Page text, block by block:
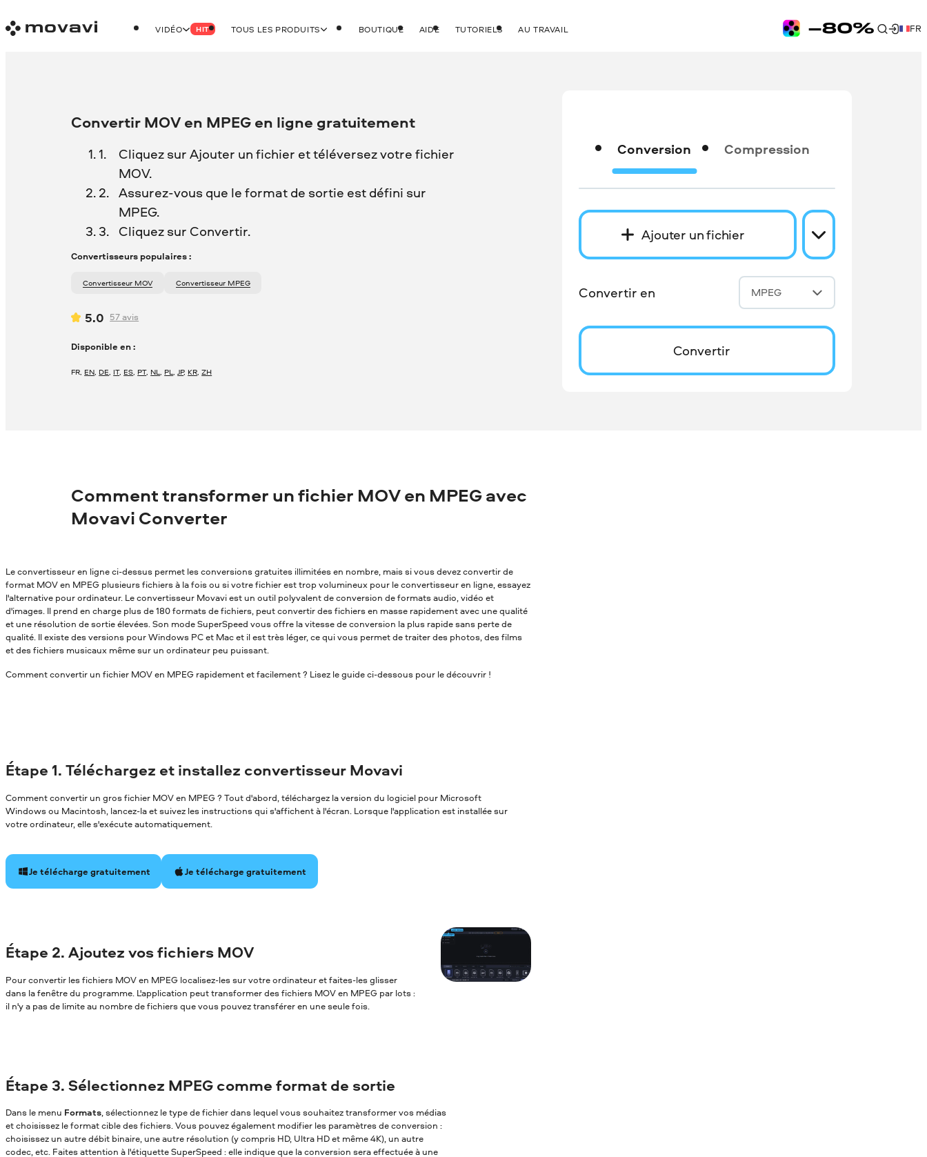
VIDÉO HIT TOUS LES PRODUITS BOUTIQUE AIDE TUTORIELS AU TRAVAIL FR
Convertir MOV en MPEG en ligne gratuitement
Cliquez sur Ajouter un fichier et téléversez votre fichier
MOV.
Assurez-vous que le format de sortie est défini sur
MPEG.
Cliquez sur Convertir.
Convertisseurs populaires :
Convertisseur MOV Convertisseur MPEG
5.0 57 avis
Disponible en :
FR, EN, DE, IT, ES, PT, NL, PL,JP, KR,ZH
Conversion Compression
Ajouter un fichier
Convertir en MPEG
Convertir
Comment transformer un fichier MOV en MPEG avec
Movavi Converter
Le convertisseur en ligne ci-dessus permet les conversions gratuites illimitées en nombre, mais si vous devez convertir de
format MOV en MPEG plusieurs fichiers à la fois ou si votre fichier est trop volumineux pour le convertisseur en ligne, essayez
l'alternative pour ordinateur. Le convertisseur Movavi est un outil polyvalent de conversion de formats audio, vidéo et
d'images. Il prend en charge plus de 180 formats de fichiers, peut convertir des fichiers en masse rapidement avec une qualité
et une résolution de sortie élevées. Son mode SuperSpeed vous offre la vitesse de conversion la plus rapide sans perte de
qualité. Il existe des versions pour Windows PC et Mac et il est très léger, ce qui vous permet de traiter des photos, des films
et des fichiers musicaux même sur un ordinateur peu puissant.
Comment convertir un fichier MOV en MPEG rapidement et facilement ? Lisez le guide ci-dessous pour le découvrir !
Étape 1. Téléchargez et installez convertisseur Movavi
Comment convertir un gros fichier MOV en MPEG ? Tout d'abord, téléchargez la version du logiciel pour Microsoft
Windows ou Macintosh, lancez-la et suivez les instructions qui s'affichent à l'écran. Lorsque l'application est installée sur
votre ordinateur, elle s'exécute automatiquement.
Je télécharge gratuitement Je télécharge gratuitement
Étape 2. Ajoutez vos fichiers MOV
Pour convertir les fichiers MOV en MPEG localisez-les sur votre ordinateur et faites-les glisser
dans la fenêtre du programme. L'application peut transformer des fichiers MOV en MPEG par lots :
il n'y a pas de limite au nombre de fichiers que vous pouvez transférer en une seule fois.
Étape 3. Sélectionnez MPEG comme format de sortie
Dans le menu Formats, sélectionnez le type de fichier dans lequel vous souhaitez transformer vos médias
et choisissez le format cible des fichiers. Vous pouvez également modifier les paramètres de conversion :
choisissez un autre débit binaire, une autre résolution (y compris HD, Ultra HD et même 4K), un autre
codec, etc. Faites attention à l'étiquette SuperSpeed : elle indique que la conversion sera effectuée à une